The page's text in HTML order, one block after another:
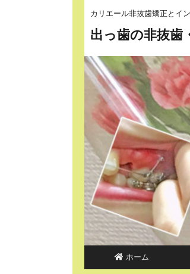
カリエール非抜歯矯正とイ
出っ歯の非抜歯
ホーム